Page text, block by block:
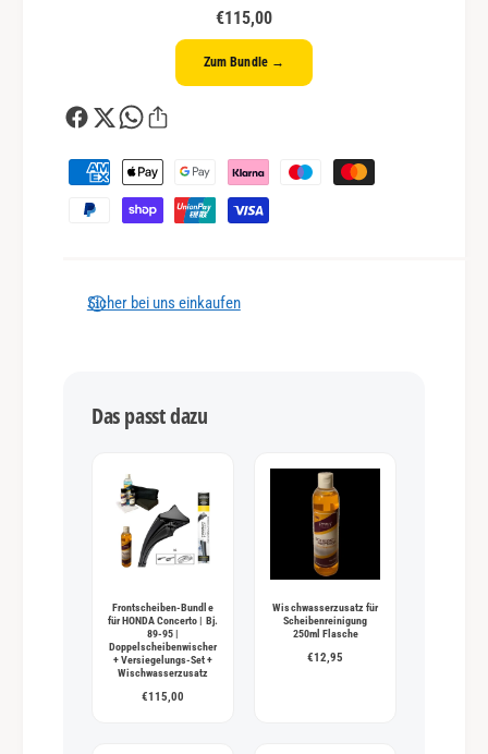
€115,00
Zum Bundle →
Z
a
Sicher bei uns einkaufen
Das passt dazu
Frontscheiben-Bundle
für HONDA Concerto | Bj.
89-95 |
Doppelscheibenwischer
+ Versiegelungs-Set +
Wischwasserzusatz
€115,00
Wischwasserzusatz für
Scheibenreinigung
250ml Flasche
€12,95